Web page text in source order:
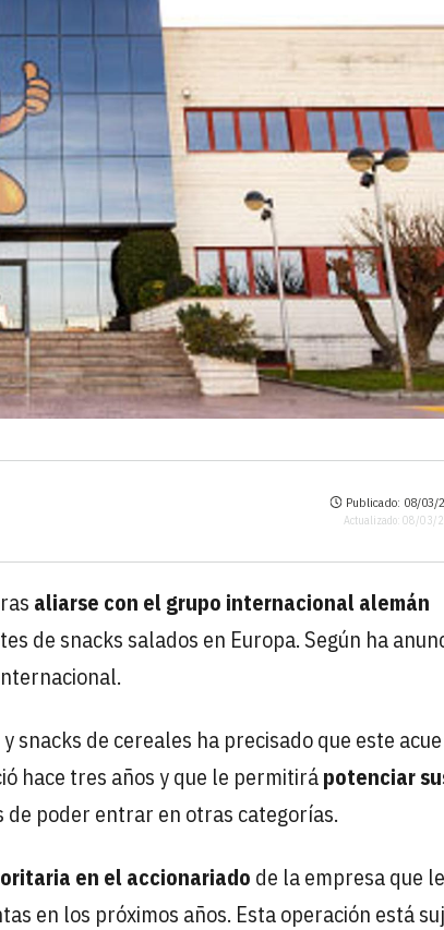
Publicado: 08/03/
Actualizado: 08/03/
aliarse con el grupo internacional alemán
de snacks salados en Europa. Según ha
de cereales ha precisado que este
hace tres años y que le permitirápotenciar
de poder entrar en otras categorías.
en el accionariado de la empresa que le
en los próximos años. Esta operación está